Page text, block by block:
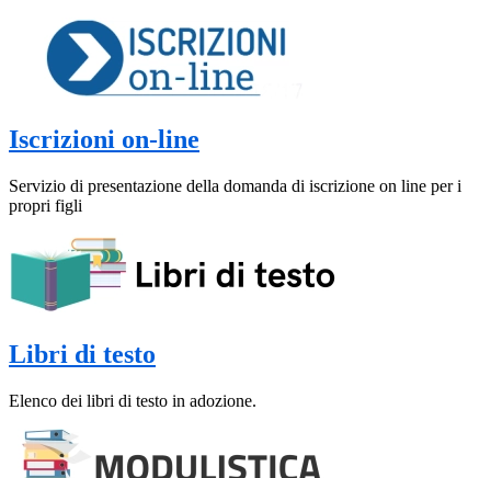
Iscrizioni on-line
Servizio di presentazione della domanda di iscrizione on line per i
propri figli
Libri di testo
Elenco dei libri di testo in adozione.